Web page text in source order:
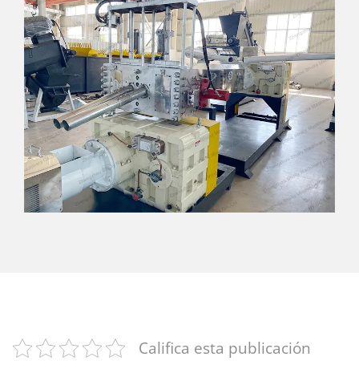
Califica esta publicación